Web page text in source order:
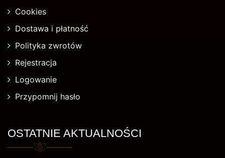
Cookies
Dostawa i płatność
Polityka zwrotów
Rejestracja
Logowanie
Przypomnij hasło
OSTATNIE AKTUALNOŚCI